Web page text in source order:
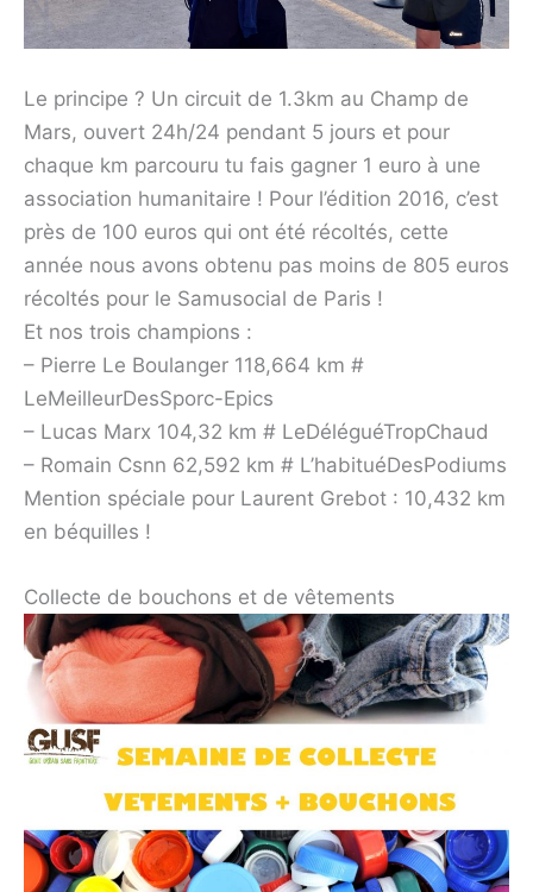
Le principe ? Un circuit de 1.3km au Champ de
Mars, ouvert 24h/24 pendant 5 jours et pour
chaque km parcouru tu fais gagner 1 euro à une
association humanitaire ! Pour l’édition 2016, c’est
près de 100 euros qui ont été récoltés, cette
année nous avons obtenu pas moins de 805 euros
récoltés pour le Samusocial de Paris !
Et nos trois champions :
– Pierre Le Boulanger 118,664 km #
LeMeilleurDesSporc-Epics
– Lucas Marx 104,32 km # LeDéléguéTropChaud
– Romain Csnn 62,592 km # L’habituéDesPodiums
Mention spéciale pour Laurent Grebot : 10,432 km
en béquilles !
Collecte de bouchons et de vêtements